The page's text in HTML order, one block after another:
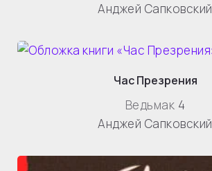
Анджей Сапковский
Час Презрения
Ведьмак 4
Анджей Сапковский